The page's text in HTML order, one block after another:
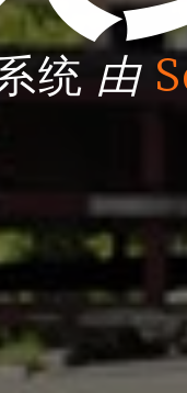
统 由